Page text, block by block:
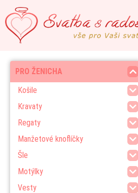
PRO ŽENICHA
Košile
Kravaty
Regaty
Manžetové knoflíčky
Šle
Motýlky
Vesty